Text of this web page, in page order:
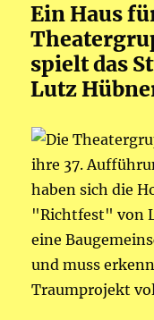
Ein Haus
spielt das
Lutz